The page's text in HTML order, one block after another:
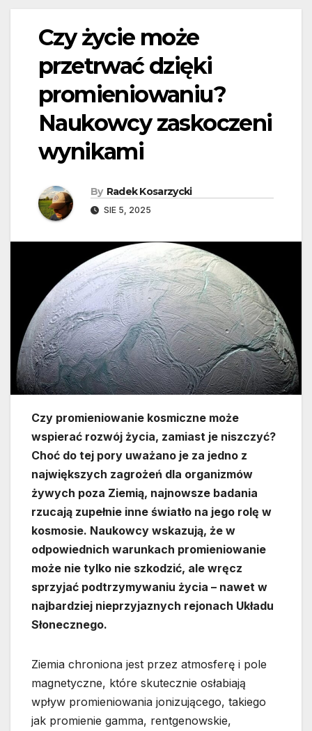
Czy życie może
przetrwać dzięki
promieniowaniu?
Naukowcy zaskoczeni
wynikami
By Radek Kosarzycki
SIE 5, 2025
Czy promieniowanie kosmiczne może
wspierać rozwój życia, zamiast je niszczyć?
Choć do tej pory uważano je za jedno z
największych zagrożeń dla organizmów
żywych poza Ziemią, najnowsze badania
rzucają zupełnie inne światło na jego rolę w
kosmosie. Naukowcy wskazują, że w
odpowiednich warunkach promieniowanie
może nie tylko nie szkodzić, ale wręcz
sprzyjać podtrzymywaniu życia – nawet w
najbardziej nieprzyjaznych rejonach Układu
Słonecznego.
Ziemia chroniona jest przez atmosferę i pole
magnetyczne, które skutecznie osłabiają
wpływ promieniowania jonizującego, takiego
jak promienie gamma, rentgenowskie,